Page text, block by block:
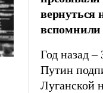
вернуться
вспомнили
Год назад –
Путин
Луганской